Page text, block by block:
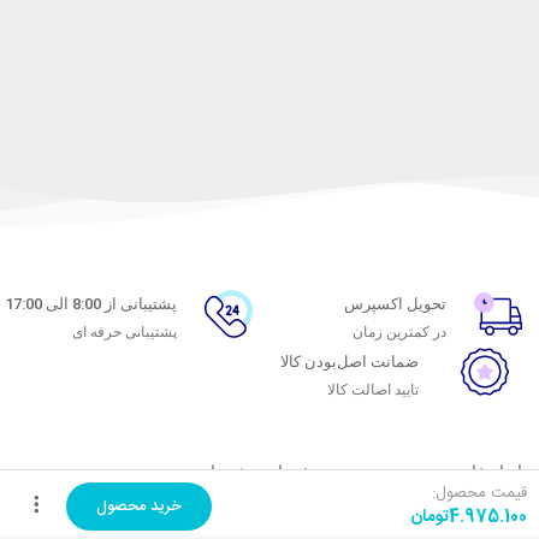
قیمت محصول:
تومان4.975.100 خرید محصول
تحویل اکسپرس
در کمترین زمان
پشتیبانی از 8:00 الی 17:00
پشتیبانی حرفه ای
ضمانت اصل‌بودن کالا
تایید اصالت کالا
با ماه خانوم
اتاق خبر ماه خانوم
خدمات مشتریان
پاسخ به پرسش‌های متداول